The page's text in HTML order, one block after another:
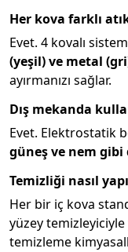
Her kova farklı
Evet. 4 kovalı
(yeşil) ve metal
ayırmanızı sağlar.
Dış mekanda
Evet. Elektrostatik
güneş ve nem gibi
Temizliği nasıl
Her bir iç kova
yüzey
temizleme